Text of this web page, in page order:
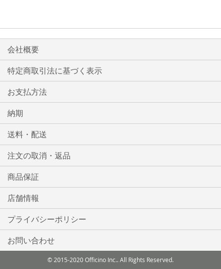
会社概要
特定商取引法に基づく表示
お支払方法
納期
送料・配送
注文の取消・返品
商品保証
店舗情報
プライバシーポリシー
お問い合わせ
© 2015-2020 Officino Inc.. All Rights Reserved.